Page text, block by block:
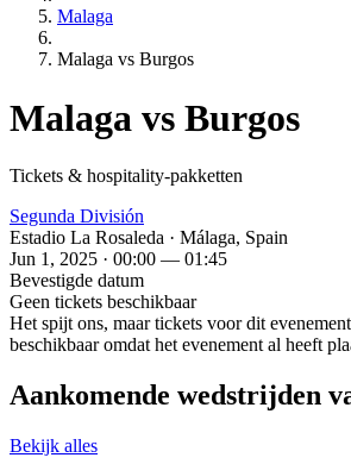
Malaga
Malaga vs Burgos
Malaga vs Burgos
Tickets & hospitality-pakketten
Segunda División
Estadio La Rosaleda · Málaga, Spain
Jun 1, 2025 · 00:00 — 01:45
Bevestigde datum
Geen tickets beschikbaar
Het spijt ons, maar tickets voor dit
beschikbaar omdat het evenement al heeft
Aankomende wedstrijden
Bekijk alles